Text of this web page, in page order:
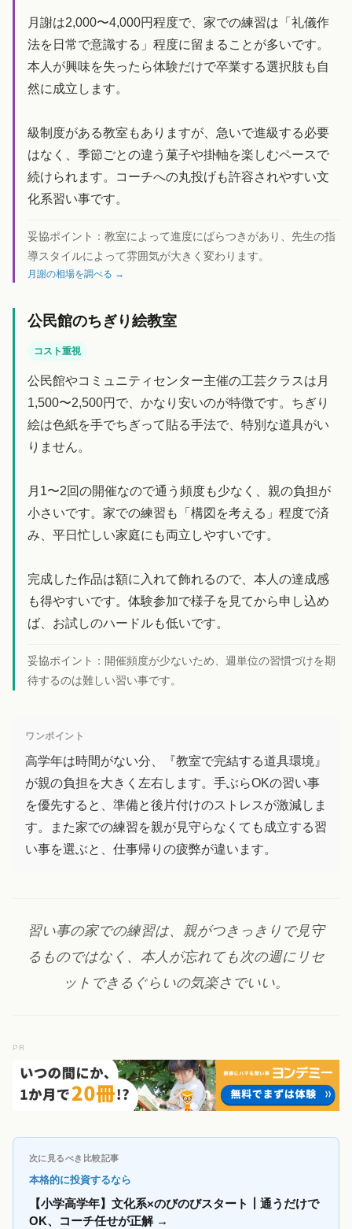
月謝は2,000〜4,000円程度で、家での練習は「礼儀作
法を日常で意識する」程度に留まることが多いです。
本人が興味を失ったら体験だけで卒業する選択肢も自
然に成立します。
級制度がある教室もありますが、急いで進級する必要
はなく、季節ごとの違う菓子や掛軸を楽しむペースで
続けられます。コーチへの丸投げも許容されやすい文
化系習い事です。
妥協ポイント： 教室によって進度にばらつきがあり、先生の指
導スタイルによって雰囲気が大きく変わります。
月謝の相場を調べる →
公民館のちぎり絵教室
コスト重視
公民館やコミュニティセンター主催の工芸クラスは月
1,500〜2,500円で、かなり安いのが特徴です。ちぎり
絵は色紙を手でちぎって貼る手法で、特別な道具がい
りません。
月1〜2回の開催なので通う頻度も少なく、親の負担が
小さいです。家での練習も「構図を考える」程度で済
み、平日忙しい家庭にも両立しやすいです。
完成した作品は額に入れて飾れるので、本人の達成感
も得やすいです。体験参加で様子を見てから申し込め
ば、お試しのハードルも低いです。
妥協ポイント： 開催頻度が少ないため、週単位の習慣づけを期
待するのは難しい習い事です。
ワンポイント
高学年は時間がない分、『教室で完結する道具環境』
が親の負担を大きく左右します。手ぶらOKの習い事
を優先すると、準備と後片付けのストレスが激減しま
す。また家での練習を親が見守らなくても成立する習
い事を選ぶと、仕事帰りの疲弊が違います。
習い事の家での練習は、親がつきっきりで見守
るものではなく、本人が忘れても次の週にリセ
ットできるぐらいの気楽さでいい。
PR
次に見るべき比較記事
本格的に投資するなら
【小学高学年】文化系×のびのびスタート┃通うだけで
OK、コーチ任せが正解→